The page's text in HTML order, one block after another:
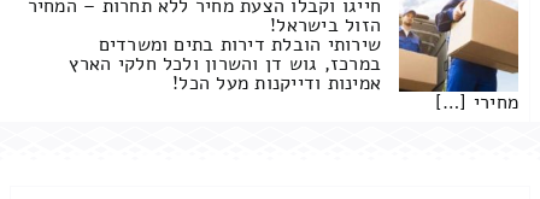
חייגו וקבלו הצעת מחיר ללא תחרות – המחיר
הזול בישראל!
שירותי הובלת דירות בתים ומשרדים
במרכז, גוש דן והשרון ולכל חלקי הארץ
אמינות ודייקנות מעל הכל!
מחירי […]